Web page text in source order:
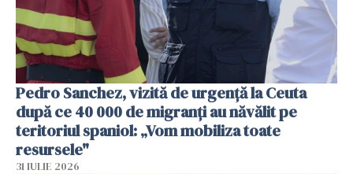
Pedro Sanchez, vizită de urgență la Ceuta
după ce 40 000 de migranți au năvălit pe
teritoriul spaniol: „Vom mobiliza toate
resursele"
31 IULIE 2026